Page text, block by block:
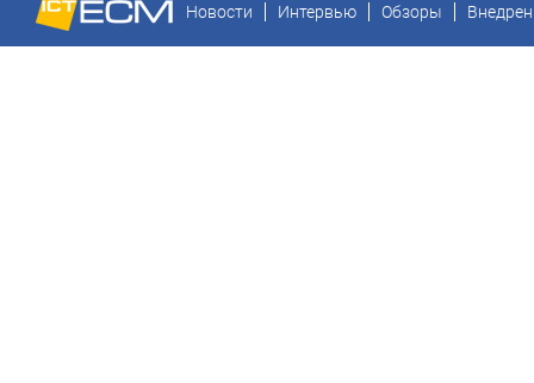
Новости Интервью Обзоры